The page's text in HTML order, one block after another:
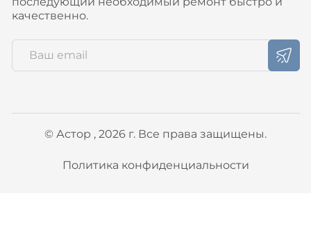
качественно.
© Астор , 2026 г. Все права защищены.
Политика конфиденциальности